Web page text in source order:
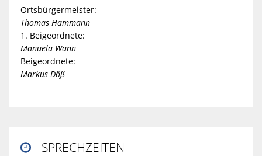
Ortsbürgermeister:
Thomas Hammann
1. Beigeordnete:
Manuela Wann
Beigeordnete:
Markus Döß
 SPRECHZEITEN